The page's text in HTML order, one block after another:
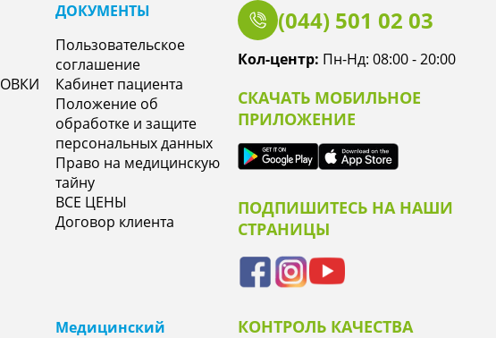
ДОКУМЕНТЫ
Пользовательское
соглашение
Кабинет пациента
Положение об
обработке и защите
персональных данных
Право на медицинскую
тайну
ВСЕ ЦЕНЫ
Договор клиента
(044) 501 02 03
Кол-центр: Пн-Нд: 08:00 - 20:00
СКАЧАТЬ МОБИЛЬНОЕ
ПРИЛОЖЕНИЕ
ПОДПИШИТЕСЬ НА НАШИ
СТРАНИЦЫ
Медицинский
КОНТРОЛЬ КАЧЕСТВА